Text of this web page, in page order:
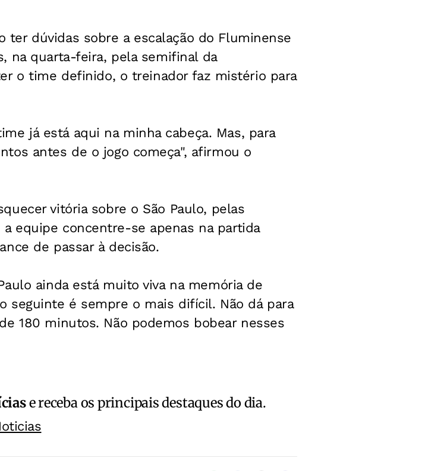
ter dúvidas sobre a escalação do Fluminense
na quarta-feira, pela semifinal da
o time definido, o treinador faz mistério para
já está aqui na minha cabeça. Mas, para
antes de o jogo começa", afirmou o
vitória sobre o São Paulo, pelas
equipe concentre-se apenas na partida
de passar à decisão.
ainda está muito viva na memória de
seguinte é sempre o mais difícil. Não dá para
180 minutos. Não podemos bobear nesses
e receba os principais destaques do dia.